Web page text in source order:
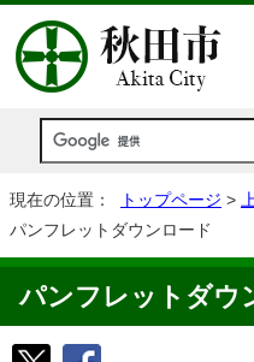
現在の位置： トップページ >
パンフレットダウンロード
パンフレットダウ